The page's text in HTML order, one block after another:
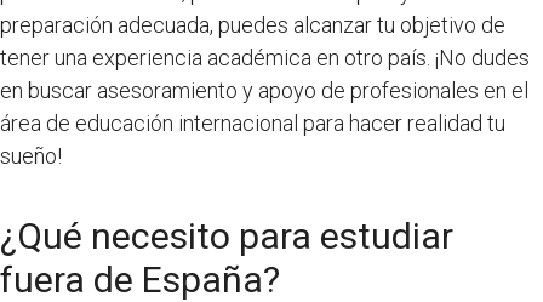
preparación adecuada, puedes alcanzar tu objetivo de
tener una experiencia académica en otro país. ¡No dudes
en buscar asesoramiento y apoyo de profesionales en el
área de educación internacional para hacer realidad tu
sueño!
¿Qué necesito para estudiar
fuera de España?